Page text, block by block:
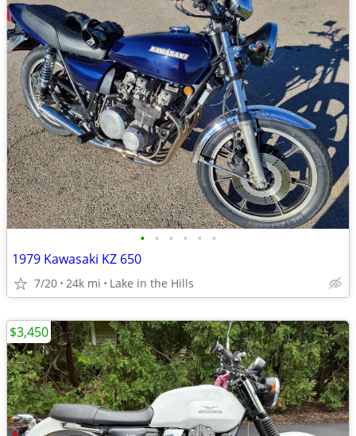
• • • • • •
1979 Kawasaki KZ 650
7/20 24k mi Lake in the Hills
$3,450